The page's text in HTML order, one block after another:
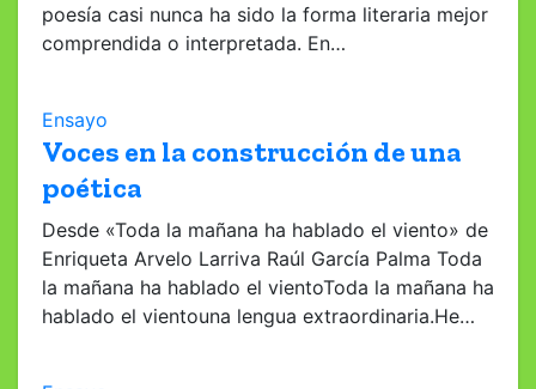
poesía casi nunca ha sido la forma literaria mejor
comprendida o interpretada. En…
Ensayo
Voces en la construcción de una
poética
Desde «Toda la mañana ha hablado el viento» de
Enriqueta Arvelo Larriva Raúl García Palma Toda
la mañana ha hablado el vientoToda la mañana ha
hablado el vientouna lengua extraordinaria.He…